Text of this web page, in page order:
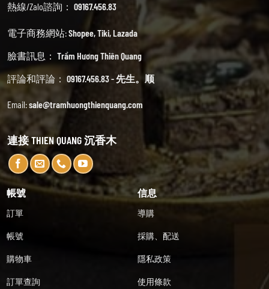
熱線/Zalo諮詢： 09167.456.83
電子商務網站:Shopee,Tiki,Lazada
臉書訊息： Trầm Hương Thiên Quang
評論和評論： 09167.456.83 - 先生。顺
Email:sale@tramhuongthienquang.com
連接 THIEN QUANG 沉香木
帳號
訂單
帳號
購物車
訂單查詢
信息
導購
採購、配送
隱私政策
使用條款